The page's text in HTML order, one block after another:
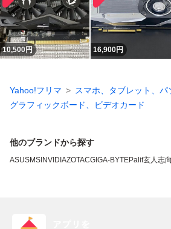
10,500円 16,900円
Yahoo!フリマ スマホ、タブレット、パ
グラフィックボード、ビデオカード
他のブランドから探す
ASUSMSI NVIDIAZOTACGIGA-BYTEPalit玄人志向